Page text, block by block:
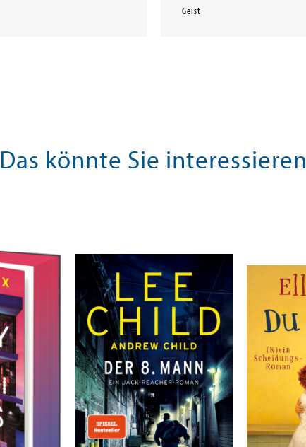
Geist
Das könnte Sie interessieren